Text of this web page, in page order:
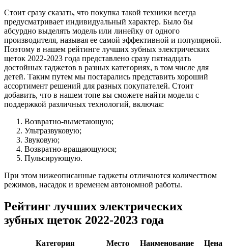
Стоит сразу сказать, что покупка такой техники всегда
предусматривает индивидуальный характер. Было бы
абсурдно выделять модель или линейку от одного
производителя, называя ее самой эффективной и популярной.
Поэтому в нашем рейтинге лучших зубных электрических
щеток 2022-2023 года представлено сразу пятнадцать
достойных гаджетов в разных категориях, в том числе для
детей. Таким путем мы постарались представить хороший
ассортимент решений для разных покупателей. Стоит
добавить, что в нашем топе вы сможете найти модели с
поддержкой различных технологий, включая:
Возвратно-выметающую;
Ультразвуковую;
Звуковую;
Возвратно-вращающуюся;
Пульсирующую.
При этом нижеописанные гаджеты отличаются количеством
режимов, насадок и временем автономной работы.
Рейтинг лучших электрических
зубных щеток 2022-2023 года
Категория Место Наименование Цена